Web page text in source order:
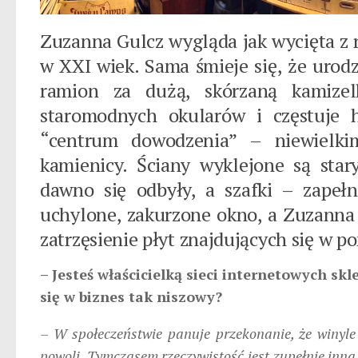
Zuzanna Gulcz wygląda jak wycięta
w XXI wiek. Sama śmieje się, że
ramion za dużą, skórzaną
staromodnych okularów i
“centrum dowodzenia” –
kamienicy. Ściany wyklejone są
dawno się odbyły, a szafki –
uchylone, zakurzone okno, a
zatrzęsienie płyt znajdujących się w
– Jesteś właścicielką sieci internetowych
się w biznes tak niszowy?
– W społeczeństwie panuje przekonanie, że